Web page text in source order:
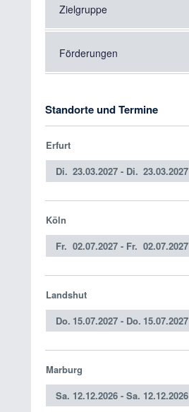
Zielgruppe
Förderungen
Standorte und Termine
Erfurt
Di. 23.03.2027 - Di. 23.03.2027
Köln
Fr. 02.07.2027 - Fr. 02.07.2027
Landshut
Do. 15.07.2027 - Do. 15.07.2027
Marburg
Sa. 12.12.2026 - Sa. 12.12.2026